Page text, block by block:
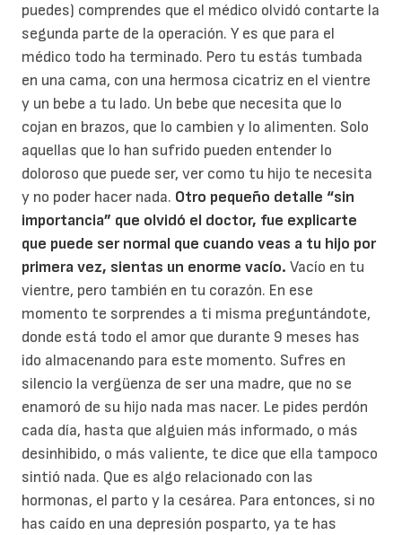
puedes) comprendes que el médico olvidó contarte la
segunda parte de la operación. Y es que para el
médico todo ha terminado. Pero tu estás tumbada
en una cama, con una hermosa cicatriz en el vientre
y un bebe a tu lado. Un bebe que necesita que lo
cojan en brazos, que lo cambien y lo alimenten. Solo
aquellas que lo han sufrido pueden entender lo
doloroso que puede ser, ver como tu hijo te necesita
y no poder hacer nada. Otro pequeño detalle “sin
importancia” que olvidó el doctor, fue explicarte
que puede ser normal que cuando veas a tu hijo por
primera vez, sientas un enorme vacío. Vacío en tu
vientre, pero también en tu corazón. En ese
momento te sorprendes a ti misma preguntándote,
donde está todo el amor que durante 9 meses has
ido almacenando para este momento. Sufres en
silencio la vergüenza de ser una madre, que no se
enamoró de su hijo nada mas nacer. Le pides perdón
cada día, hasta que alguien más informado, o más
desinhibido, o más valiente, te dice que ella tampoco
sintió nada. Que es algo relacionado con las
hormonas, el parto y la cesárea. Para entonces, si no
has caído en una depresión posparto, ya te has